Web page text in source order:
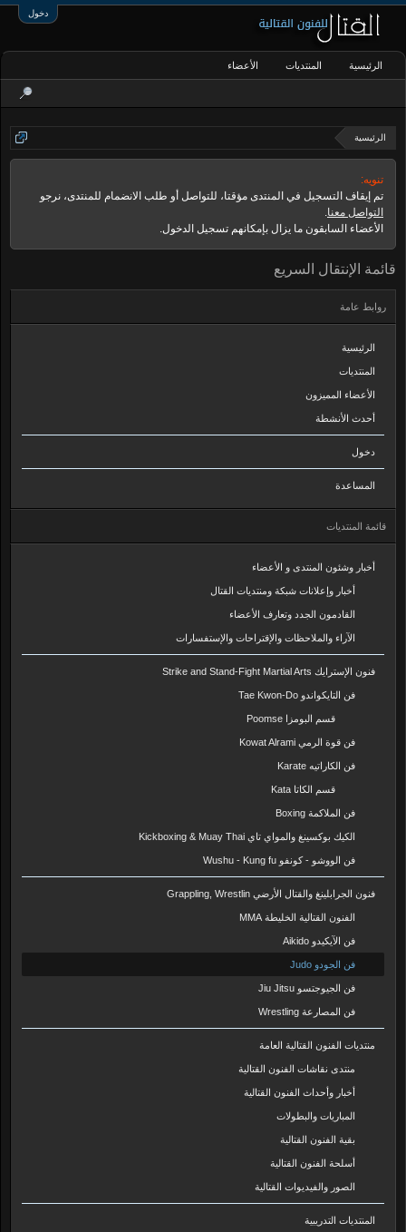
دخول
الرئيسية
تنويه:
تم إيقاف التسجيل في المنتدى مؤقتا، للتواصل أو طلب الانضمام للمنتدى، نرجو
التواصل معنا.
الأعضاء السابقون ما يزال بإمكانهم تسجيل الدخول.
قائمة الإنتقال السريع
روابط عامة
الرئيسية
المنتديات
الأعضاء المميزون
أحدث الأنشطة
دخول
المساعدة
قائمة المنتديات
أخبار وشئون المنتدى و الأعضاء
أخبار وإعلانات شبكة ومنتديات القتال
القادمون الجدد وتعارف الأعضاء
الآراء والملاحظات والإقتراحات والإستفسارات
فنون الإسترايك Strike and Stand-Fight Martial Arts
فن التايكواندو Tae Kwon-Do
قسم البومزا Poomse
فن قوة الرمي Kowat Alrami
فن الكاراتيه Karate
قسم الكاتا Kata
فن الملاكمة Boxing
الكيك بوكسينغ والمواي تاي Kickboxing & Muay Thai
فن الووشو - كونفو Wushu - Kung fu
فنون الجرابلينغ والقتال الأرضي Grappling, Wrestlin
الفنون القتالية الخليطة MMA
فن الآيكيدو Aikido
فن الجودو Judo
فن الجيوجتسو Jiu Jitsu
فن المصارعة Wrestling
منتديات الفنون القتالية العامة
منتدى نقاشات الفنون القتالية
أخبار وأحداث الفنون القتالية
المباريات والبطولات
بقية الفنون القتالية
أسلحة الفنون القتالية
الصور والفيديوات القتالية
المنتديات التدريبية
الرئيسية المنتديات الأعضاء